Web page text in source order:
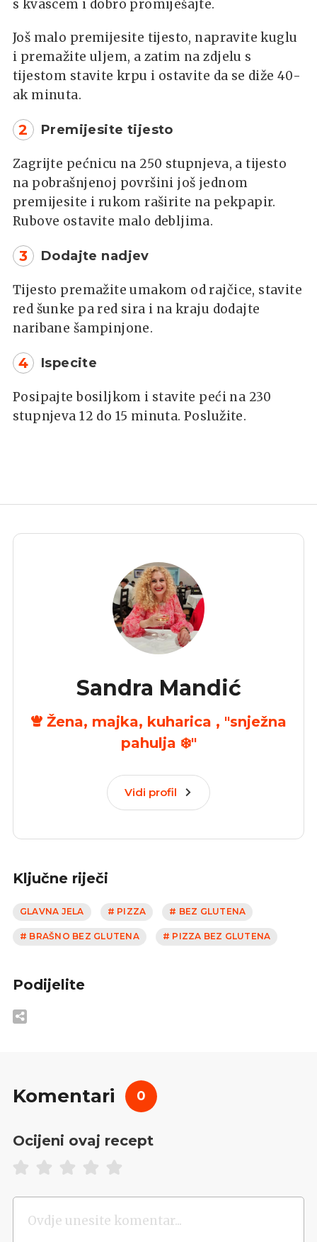
s kvascem i dobro promiješajte.
Još malo premijesite tijesto, napravite kuglu
i premažite uljem, a zatim na zdjelu s
tijestom stavite krpu i ostavite da se diže 40-
ak minuta.
2 Premijesite tijesto
Zagrijte pećnicu na 250 stupnjeva, a tijesto
na pobrašnjenoj površini još jednom
premijesite i rukom raširite na pekpapir.
Rubove ostavite malo debljima.
3 Dodajte nadjev
Tijesto premažite umakom od rajčice, stavite
red šunke pa red sira i na kraju dodajte
naribane šampinjone.
4 Ispecite
Posipajte bosiljkom i stavite peći na 230
stupnjeva 12 do 15 minuta. Poslužite.
Sandra Mandić
Žena, majka, kuharica , "snježna
pahulja ❄️"
Vidi profil
Ključne riječi
GLAVNA JELA # PIZZA # BEZ GLUTENA
# BRAŠNO BEZ GLUTENA # PIZZA BEZ GLUTENA
Podijelite
Komentari 0
Ocijeni ovaj recept